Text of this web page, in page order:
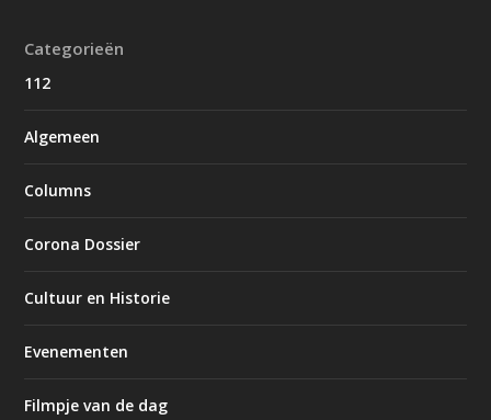
Categorieën
112
Algemeen
Columns
Corona Dossier
Cultuur en Historie
Evenementen
Filmpje van de dag